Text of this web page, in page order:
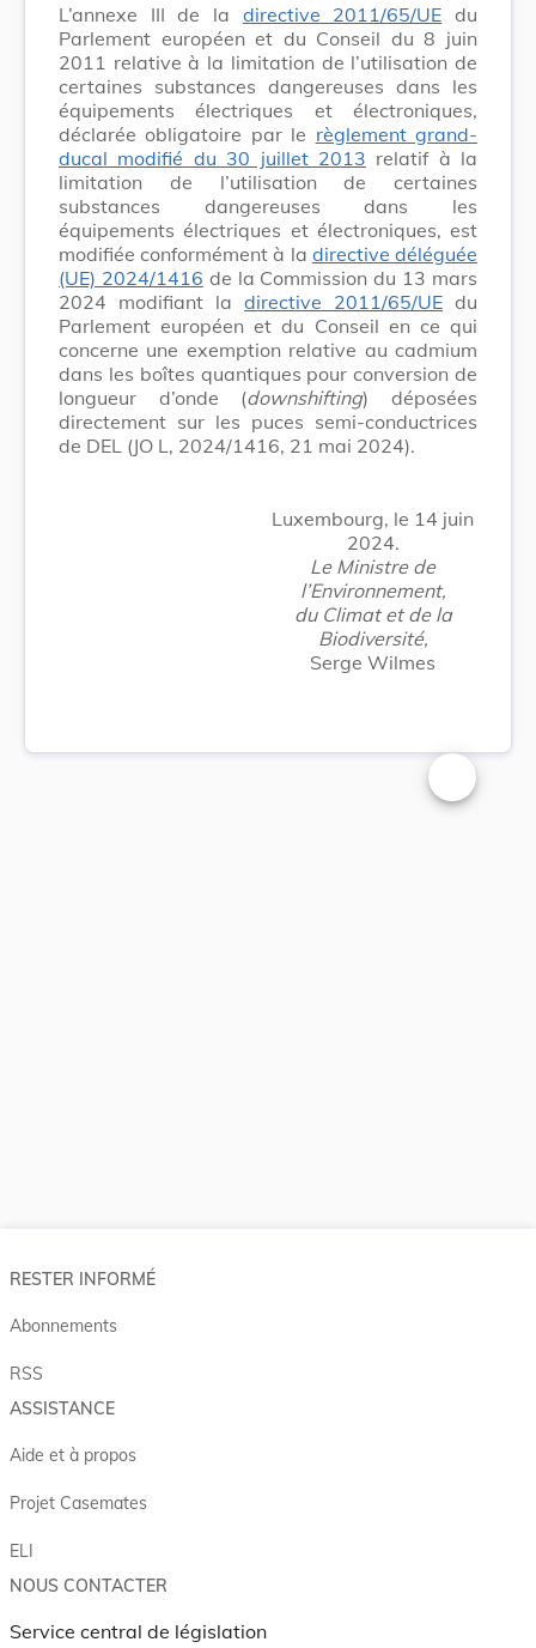
L’annexe III de la directive 2011/65/UE du
Parlement européen et du Conseil du 8 juin
2011 relative à la limitation de l’utilisation de
certaines substances dangereuses dans les
équipements électriques et électroniques,
déclarée obligatoire par le règlement grand-
ducal modifié du 30 juillet 2013 relatif à la
limitation de l’utilisation de certaines
substances dangereuses dans les
équipements électriques et électroniques, est
modifiée conformément à la directive déléguée
(UE) 2024/1416 de la Commission du 13 mars
2024 modifiant la directive 2011/65/UE du
Parlement européen et du Conseil en ce qui
concerne une exemption relative au cadmium
dans les boîtes quantiques pour conversion de
longueur d’onde (downshifting) déposées
directement sur les puces semi-conductrices
de DEL (JO L, 2024/1416, 21 mai 2024).
Luxembourg, le 14 juin
2024.
Le Ministre de
l’Environnement,
du Climat et de la
Biodiversité,
Serge Wilmes
Changer la
RESTER INFORMÉ
Abonnements
RSS
ASSISTANCE
Aide et à propos
Projet Casemates
ELI
NOUS CONTACTER
Service central de législation